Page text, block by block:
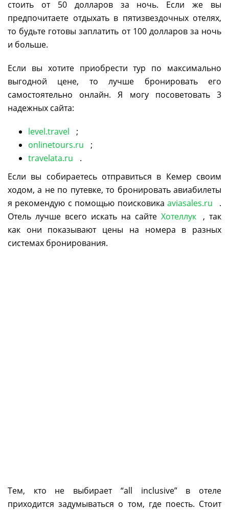
стоить от 50 долларов за ночь. Если же вы
предпочитаете отдыхать в пятизвездочных отелях,
то будьте готовы заплатить от 100 долларов за ночь
и больше.
Если вы хотите приобрести тур по максимально
выгодной цене, то лучше бронировать его
самостоятельно онлайн. Я могу посоветовать 3
надежных сайта:
level.travel
;
onlinetours.ru
;
travelata.ru
.
Если вы собираетесь отправиться в Кемер своим
ходом, а не по путевке, то бронировать авиабилеты
я рекомендую с помощью поисковика aviasales.ru
.
Отель лучше всего искать на сайте Хотеллук
, так
как они показывают цены на номера в разных
системах бронирования.
Тем, кто не выбирает “all inclusive” в отеле
приходится задумываться о том, где поесть. Стоит